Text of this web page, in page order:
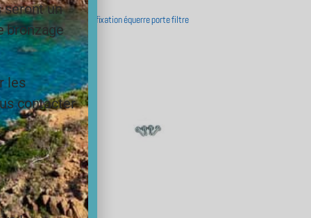
Vis-01
Vis pour fixation équerre porte filtre
seront un
bronzage
les
contacter